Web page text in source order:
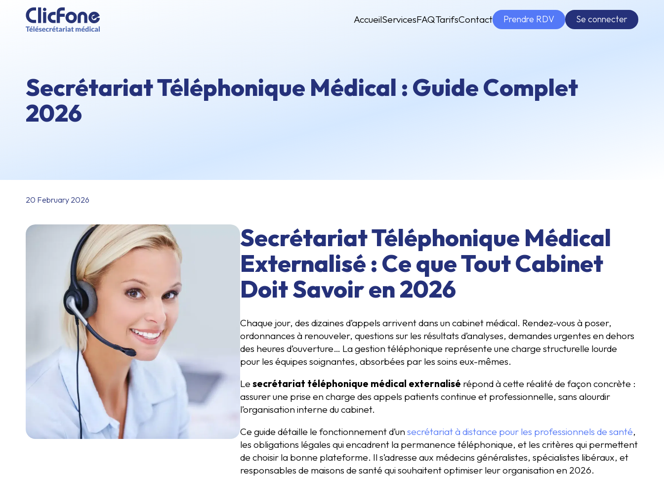
AccueilServicesFAQTarifsContact Prendre RDV Se connecter
Secrétariat Téléphonique Médical : Guide Complet
2026
20 February 2026
Secrétariat Téléphonique Médical
Externalisé : Ce que Tout Cabinet
Doit Savoir en 2026
Chaque jour, des dizaines d’appels arrivent dans un cabinet médical. Rendez-vous à poser,
ordonnances à renouveler, questions sur les résultats d’analyses, demandes urgentes en dehors
des heures d’ouverture… La gestion téléphonique représente une charge structurelle lourde
pour les équipes soignantes, absorbées par les soins eux-mêmes.
Le secrétariat téléphonique médical externalisé répond à cette réalité de façon concrète :
assurer une prise en charge des appels patients continue et professionnelle, sans alourdir
l’organisation interne du cabinet.
Ce guide détaille le fonctionnement d’unsecrétariat à distance pour les professionnels de santé,
les obligations légales qui encadrent la permanence téléphonique, et les critères qui permettent
de choisir la bonne plateforme. Il s’adresse aux médecins généralistes, spécialistes libéraux, et
responsables de maisons de santé qui souhaitent optimiser leur organisation en 2026.